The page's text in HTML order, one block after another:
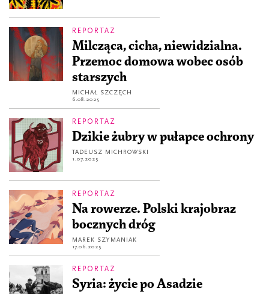
REPORTAŻ
Milcząca, cicha, niewidzialna.
Przemoc domowa wobec osób
starszych
MICHAŁ SZCZĘCH
6.08.2025
REPORTAŻ
Dzikie żubry w pułapce ochrony
TADEUSZ MICHROWSKI
1.07.2025
REPORTAŻ
Na rowerze. Polski krajobraz
bocznych dróg
MAREK SZYMANIAK
17.06.2025
REPORTAŻ
Syria: życie po Asadzie